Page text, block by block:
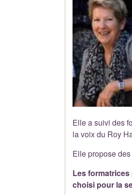
Elle a suivi des
la voix du Roy
Elle propose
Les
choisi pour la